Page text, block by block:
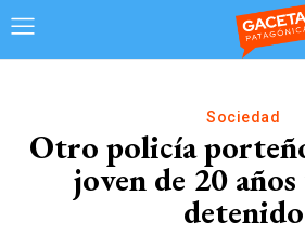
Sociedad
Otro policía
joven de 20
detenido